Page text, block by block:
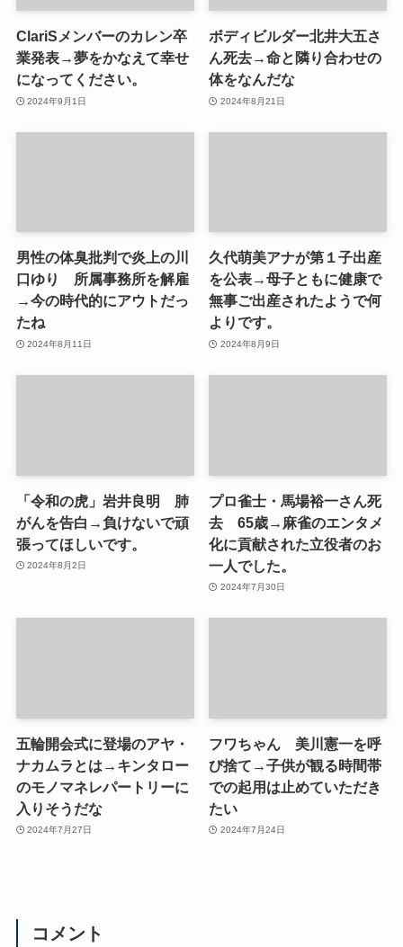
ClariSメンバーのカレン卒
業発表→夢をかなえて幸せ
になってください。
2024年9月1日
ボディビルダー北井大五さ
ん死去→命と隣り合わせの
体をなんだな
2024年8月21日
男性の体臭批判で炎上の川
口ゆり 所属事務所を解雇
→今の時代的にアウトだっ
たね
2024年8月11日
久代萌美アナが第１子出産
を公表→母子ともに健康で
無事ご出産されたようで何
よりです。
2024年8月9日
「令和の虎」岩井良明 肺
がんを告白→負けないで頑
張ってほしいです。
2024年8月2日
プロ雀士・馬場裕一さん死
去 65歳→麻雀のエンタメ
化に貢献された立役者のお
一人でした。
2024年7月30日
五輪開会式に登場のアヤ・
ナカムラとは→キンタロー
のモノマネレパートリーに
入りそうだな
2024年7月27日
フワちゃん 美川憲一を呼
び捨て→子供が観る時間帯
での起用は止めていただき
たい
2024年7月24日
コメント